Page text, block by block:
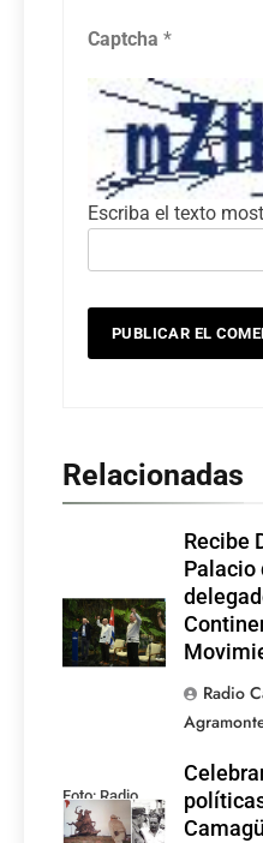
Captcha *
Escriba el texto
Relacionadas
Recibe
Palacio
Radio
Foto: Radio
Rebelde